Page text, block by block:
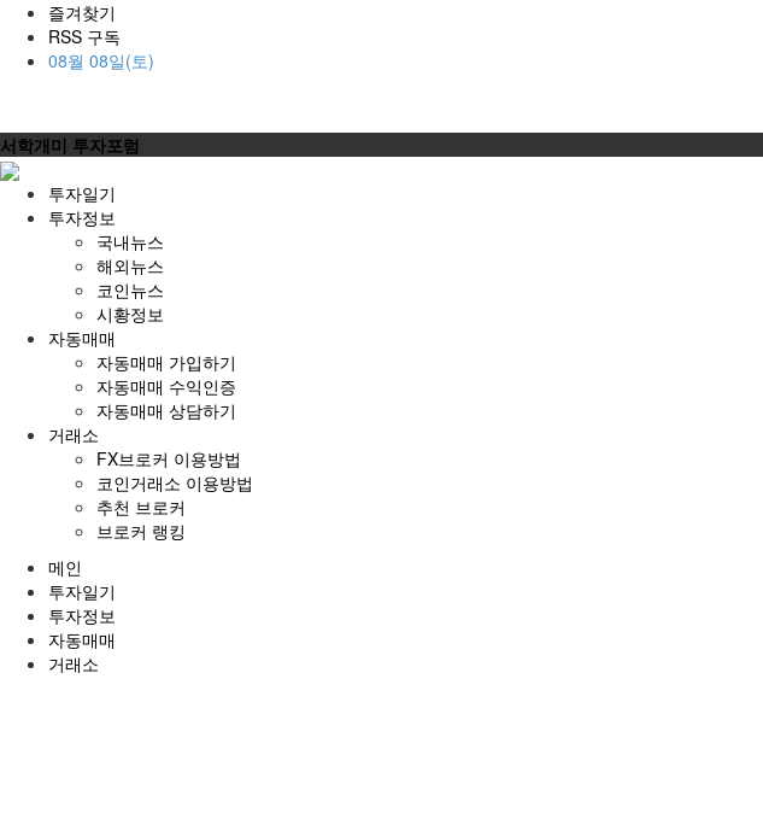
즐겨찾기
RSS 구독
08월 08일(토)
서학개미 투자포럼
투자일기
투자정보
국내뉴스
해외뉴스
코인뉴스
시황정보
자동매매
자동매매 가입하기
자동매매 수익인증
자동매매 상담하기
거래소
FX브로커 이용방법
코인거래소 이용방법
추천 브로커
브로커 랭킹
메인
투자일기
투자정보
자동매매
거래소